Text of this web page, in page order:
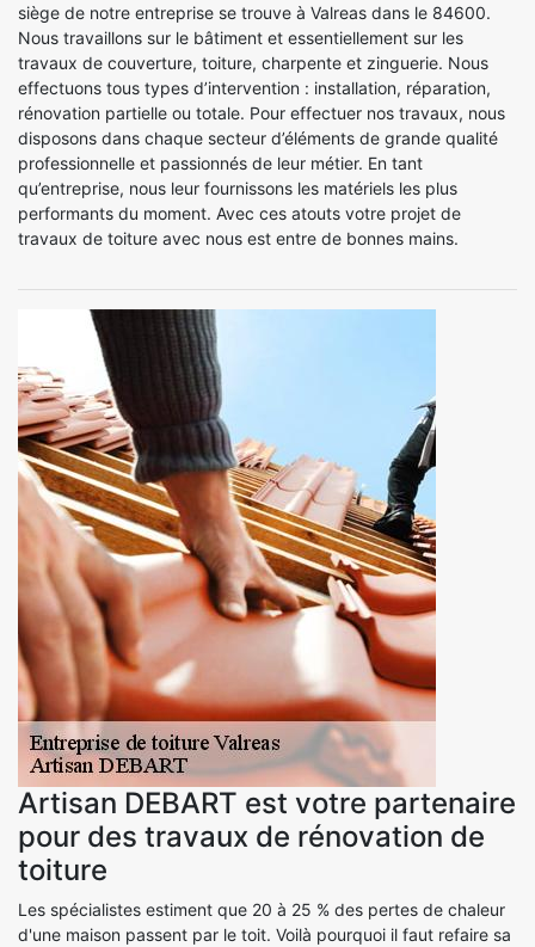
siège de notre entreprise se trouve à Valreas dans le 84600.
Nous travaillons sur le bâtiment et essentiellement sur les
travaux de couverture, toiture, charpente et zinguerie. Nous
effectuons tous types d’intervention : installation, réparation,
rénovation partielle ou totale. Pour effectuer nos travaux, nous
disposons dans chaque secteur d’éléments de grande qualité
professionnelle et passionnés de leur métier. En tant
qu’entreprise, nous leur fournissons les matériels les plus
performants du moment. Avec ces atouts votre projet de
travaux de toiture avec nous est entre de bonnes mains.
Artisan DEBART est votre partenaire
pour des travaux de rénovation de
toiture
Les spécialistes estiment que 20 à 25 % des pertes de chaleur
d'une maison passent par le toit. Voilà pourquoi il faut refaire sa